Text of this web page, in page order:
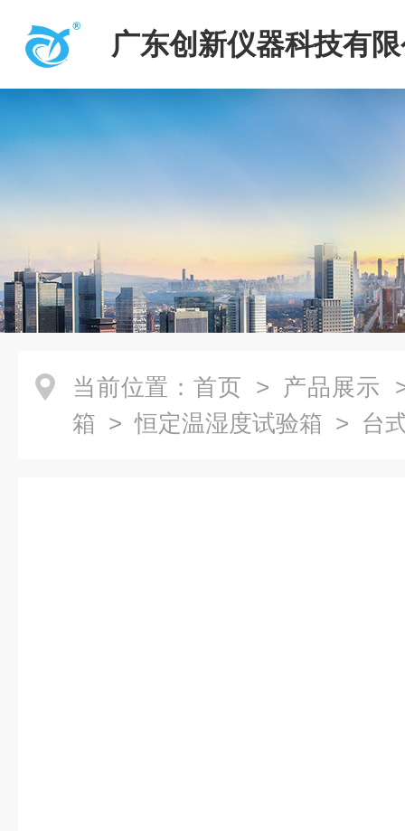
广东创新仪器科技有
当前位置： 首页 > 产品展示
箱 >恒定温湿度试验箱 > 台